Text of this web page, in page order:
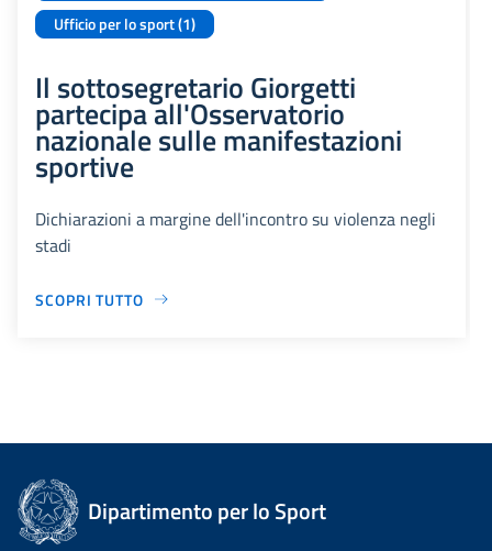
Ufficio per lo sport (1)
Il sottosegretario Giorgetti
partecipa all'Osservatorio
nazionale sulle manifestazioni
sportive
Dichiarazioni a margine dell'incontro su violenza negli
stadi
SCOPRI TUTTO
Dipartimento per lo Sport